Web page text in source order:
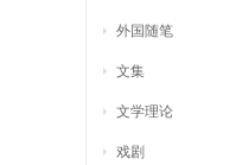
外国随笔
文集
文学理论
戏剧